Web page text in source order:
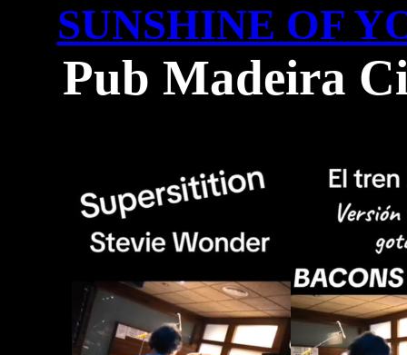
SUNSHINE OF
Pub Madeira